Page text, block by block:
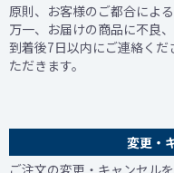
原則、お客様のご都合によ
万一、お届けの商品に不良
到着後7日以内にご連絡く
ただきます。
変更・
ご注文の変更・キャンセル